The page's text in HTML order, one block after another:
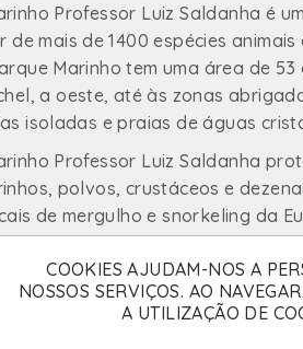
Professor Luiz Saldanha é
de mais de 1400 espécies
Marinho tem uma área de
a oeste, até às zonas
isoladas e praias de águas
Professor Luiz Saldanha
polvos, crustáceos e
de mergulho e snorkeling da
aventura de snorkeling numa
repletos de vida marinha e
contamos com tripulações,
passar momentos
COOKIES AJUDAM-NOS A
NOSSOS SERVIÇOS. AO
A UTILIZAÇÃO DE